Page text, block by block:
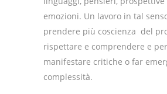
emozioni. Un lavoro in tal
prendere più coscienza del
rispettare e comprendere e
manifestare critiche o far
complessità.